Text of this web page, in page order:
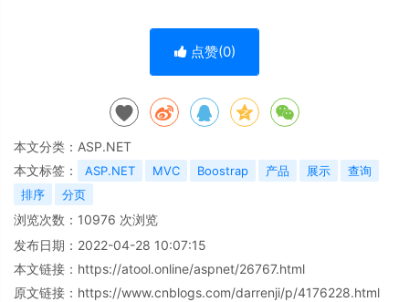
点赞(0)
本文分类： ASP.NET
本文标签：
ASP.NET MVC Boostrap 产品 展示
查询
排序
分页
浏览次数： 10976 次浏览
发布日期：2022-04-28 10:07:15
本文链接： https://atool.online/aspnet/26767.html
原文链接：https://www.cnblogs.com/darrenji/p/4176228.html